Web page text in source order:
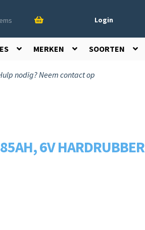
MERKEN SOORTEN
nodig? Neem contact op
6V HARDRUBBER
Login